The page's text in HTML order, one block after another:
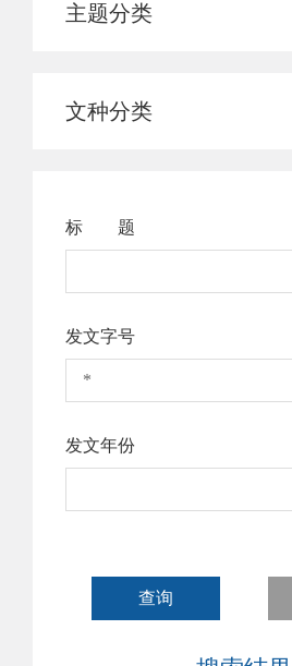
公安局文登分局
主题分类
文种分类
标 题
发文字号
发文年份